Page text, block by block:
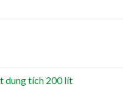
dung tích 200 lít